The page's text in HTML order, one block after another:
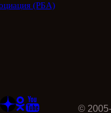
(РБА)
© 2005-